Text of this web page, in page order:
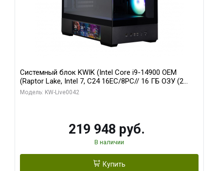
Системный блок KWIK (Intel Core i9-14900 OEM
(Raptor Lake, Intel 7, C24 16EC/8PC// 16 ГБ ОЗУ (2
модуля)/ Gigabyte RTX5070Ti EAGLE OC ICE SFF 16GB
Модель: KW-Live0042
219 948 руб.
В наличии
Купить